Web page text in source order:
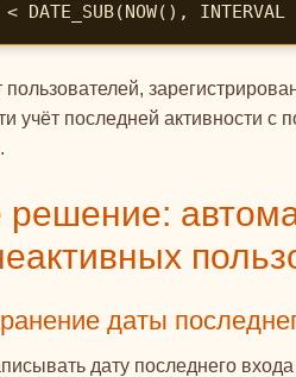
учёт последней активности с
даты
дату последнего